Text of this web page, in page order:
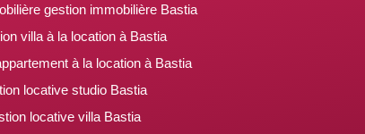
gestion immobilière Bastia
villa à la location à Bastia
à la location à Bastia
locative studio Bastia
locative villa Bastia